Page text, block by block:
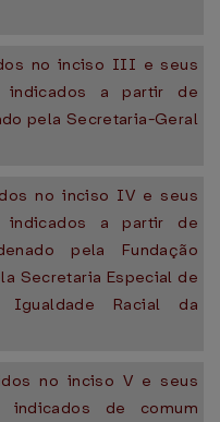
no inciso III e seus
indicados a partir de
pela Secretaria-Geral
no inciso IV e seus
indicados a partir de
pela Fundação
Secretaria Especial de
Racial da
no inciso V e seus
indicados de comum